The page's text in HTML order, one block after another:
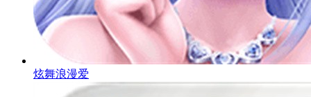
炫舞浪漫爱